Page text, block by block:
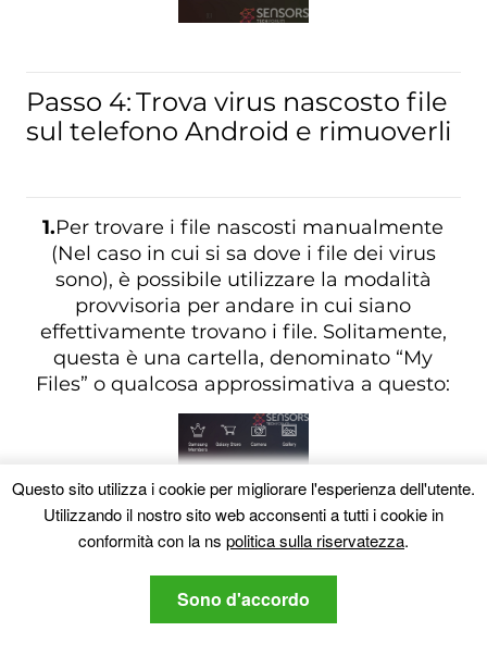
Passo 4:Trova virus nascosto file
sul telefono Android e rimuoverli
1.Per trovare i file nascosti manualmente
(Nel caso in cui si sa dove i file dei virus
sono), è possibile utilizzare la modalità
provvisoria per andare in cui siano
effettivamente trovano i file. Solitamente,
questa è una cartella, denominato “My
Files” o qualcosa approssimativa a questo:
Questo sito utilizza i cookie per migliorare l'esperienza dell'utente.
Utilizzando il nostro sito web acconsenti a tutti i cookie in
conformità con la ns politica sulla riservatezza.
Sono d'accordo